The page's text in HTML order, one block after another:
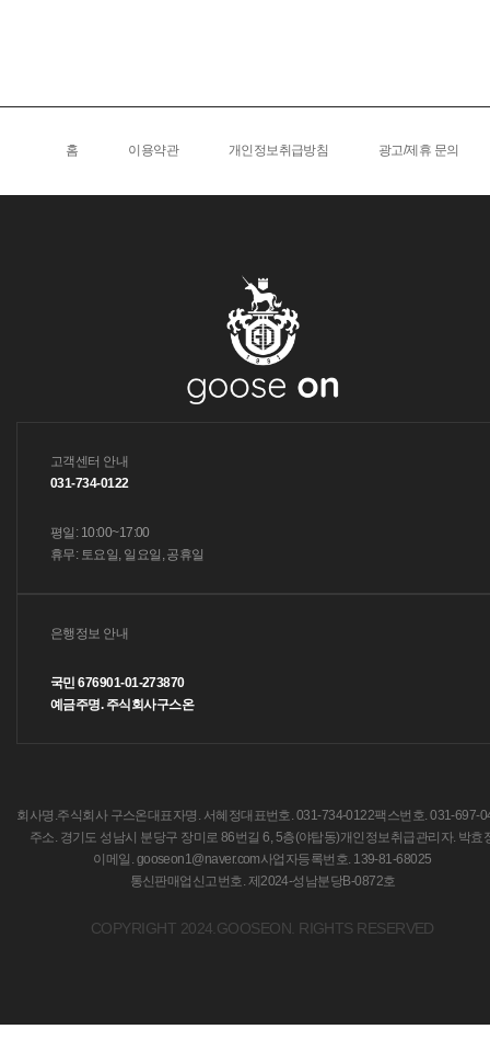
홈 이용약관 개인정보취급방침 광고/제휴 문의
고객센터 안내
031-734-0122
평일: 10:00~17:00
휴무: 토요일, 일요일, 공휴일
은행정보 안내
국민 676901-01-273870
예금주명. 주식회사구스온
회사명.주식회사 구스온대표자명. 서혜정대표번호. 031-734-0122팩스번호. 031-697-
주소. 경기도 성남시 분당구 장미로 86번길 6, 5층(야탑동)개인정보취급관리자. 박효
이메일. gooseon1@naver.com사업자등록번호. 139-81-68025
통신판매업신고번호. 제2024-성남분당B-0872호
COPYRIGHT 2024.GOOSEON. RIGHTS RESERVED